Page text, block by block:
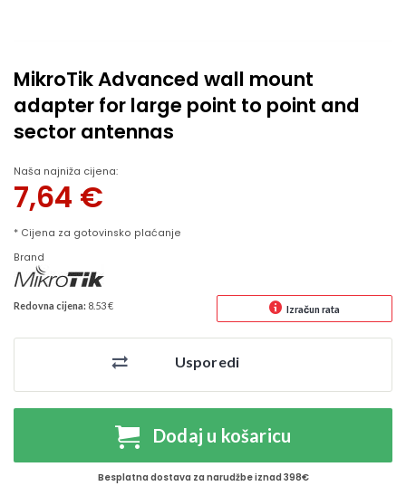
MikroTik Advanced wall mount
adapter for large point to point and
sector antennas
Naša najniža cijena:
7,64 €
* Cijena za gotovinsko plaćanje
Brand
Redovna cijena: 8.53 € Izračun rata
Usporedi
Dodaj u košaricu
Besplatna dostava za narudžbe iznad 398€